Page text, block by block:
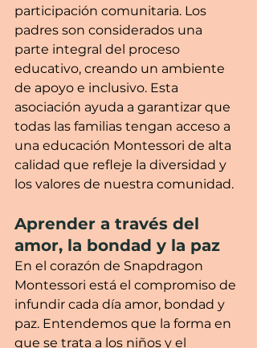
participación comunitaria. Los
padres son considerados una
parte integral del proceso
educativo, creando un ambiente
de apoyo e inclusivo. Esta
asociación ayuda a garantizar que
todas las familias tengan acceso a
una educación Montessori de alta
calidad que refleje la diversidad y
los valores de nuestra comunidad.
Aprender a través del
amor, la bondad y la paz
En el corazón de Snapdragon
Montessori está el compromiso de
infundir cada día amor, bondad y
paz. Entendemos que la forma en
que se trata a los niños y el